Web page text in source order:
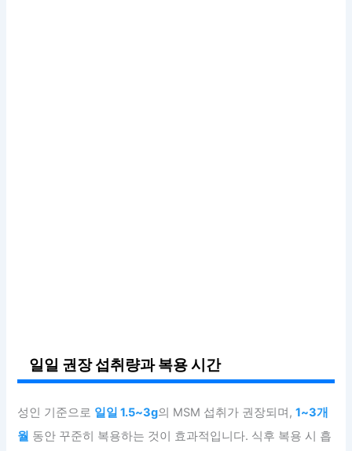
일일 권장 섭취량과 복용 시간
성인 기준으로 일일 1.5~3g의 MSM 섭취가 권장되며,1~3개
월 동안 꾸준히 복용하는 것이 효과적입니다. 식후 복용 시 흡